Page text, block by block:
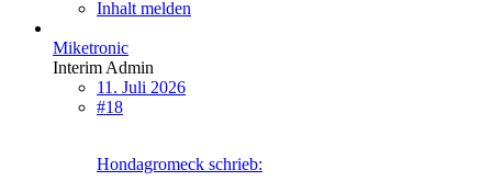
Inhalt melden
Miketronic
Interim Admin
11. Juli 2026
#18
Hondagromeck schrieb: